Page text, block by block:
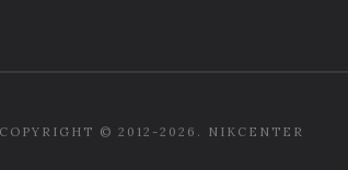
COPYRIGHT © 2012-2026. NIKCENTER